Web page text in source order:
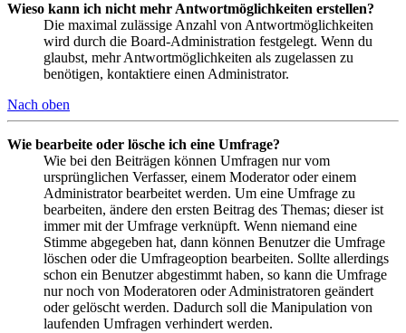
Wieso kann ich nicht mehr Antwortmöglichkeiten erstellen?
Die maximal zulässige Anzahl von Antwortmöglichkeiten
wird durch die Board-Administration festgelegt. Wenn du
glaubst, mehr Antwortmöglichkeiten als zugelassen zu
benötigen, kontaktiere einen Administrator.
Nach oben
Wie bearbeite oder lösche ich eine Umfrage?
Wie bei den Beiträgen können Umfragen nur vom
ursprünglichen Verfasser, einem Moderator oder einem
Administrator bearbeitet werden. Um eine Umfrage zu
bearbeiten, ändere den ersten Beitrag des Themas; dieser ist
immer mit der Umfrage verknüpft. Wenn niemand eine
Stimme abgegeben hat, dann können Benutzer die Umfrage
löschen oder die Umfrageoption bearbeiten. Sollte allerdings
schon ein Benutzer abgestimmt haben, so kann die Umfrage
nur noch von Moderatoren oder Administratoren geändert
oder gelöscht werden. Dadurch soll die Manipulation von
laufenden Umfragen verhindert werden.